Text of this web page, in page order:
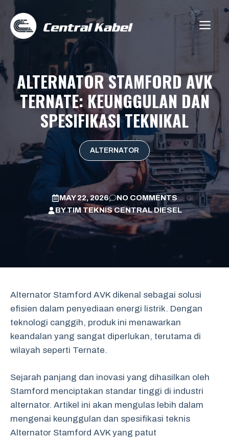
Skip
content
ALTERNATOR STAMFORD AVK
TERNATE: KEUNGGULAN DAN
SPESIFIKASI TEKNIKAL
ALTERNATOR
MAY 22, 2026
NO COMMENTS
BYTIM TEKNIS CENTRAL DIESEL
Alternator Stamford AVK dikenal sebagai solusi
efisien dalam penyediaan energi listrik. Dengan
teknologi canggih, produk ini menawarkan
keandalan yang sangat diperlukan, terutama di
wilayah seperti Ternate.
Sejarah panjang dan inovasi yang dihasilkan oleh
Stamford menciptakan standar tinggi di industri
alternator. Artikel ini akan mengulas lebih dalam
mengenai keunggulan dan spesifikasi teknis
Alternator Stamford AVK yang patut